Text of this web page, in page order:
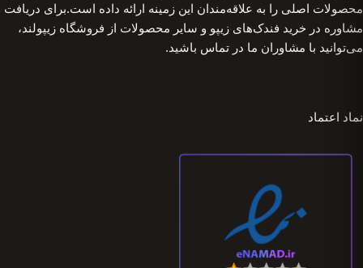
محصولات اصلی را به علاقه‌مندان این زمینه ارائه داده است.برای دریافت
مشاوره در خرید فندک‌های زیپو و سایر محصولات از فروشگاه زیپولند،
می‌توانید با مشاوران ما در تماس باشید.
نماد اعتماد